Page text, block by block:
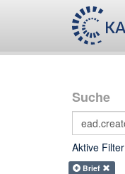
Suche
Aktive Filter
Brief